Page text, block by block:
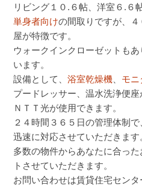
リビング１０.６帖、洋室６.６
単身者向けの間取りですが、
屋が特徴です。
ウォークインクローゼットも
います。
設備として、浴室乾燥機 モニ
プードレッサー、温水洗浄便
ＮＴＴ光が使用できます。
２４時間３６５日の管理体制
迅速に対応させていただきます
多数の物件からあなたに合っ
トさせていただきます。
お問い合わせは賃貸住宅セン